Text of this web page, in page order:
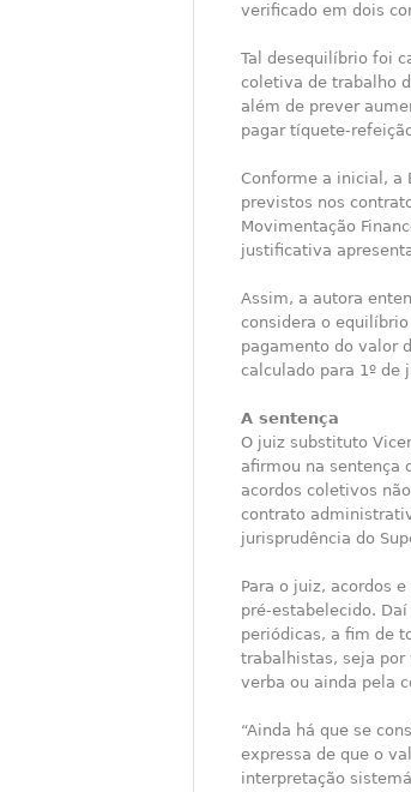
verificado em dois
Tal desequilíbrio foi
coletiva de trabalho
além de prever
pagar tíquete-
Conforme a inicial, a
previstos nos
Movimentação
justificativa
Assim, a autora
considera o
pagamento do valor
calculado para 1º de
A sentença
O juiz substituto
afirmou na sentença
acordos coletivos
contrato
jurisprudência do
Para o juiz, acordos
pré-estabelecido.
periódicas, a fim de
trabalhistas, seja por
verba ou ainda pela
“Ainda há que se
expressa de que o
interpretação